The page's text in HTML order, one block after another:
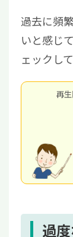
過去に頻
いと感じ
ェックし
再
過